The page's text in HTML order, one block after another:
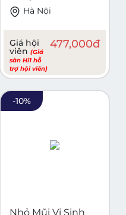
Hà Nội
Giá hội
viên(Giá
sàn Hi1 hỗ
trợ hội viên)
477,000đ
-10%
Nhỏ Mũi Vi Sinh